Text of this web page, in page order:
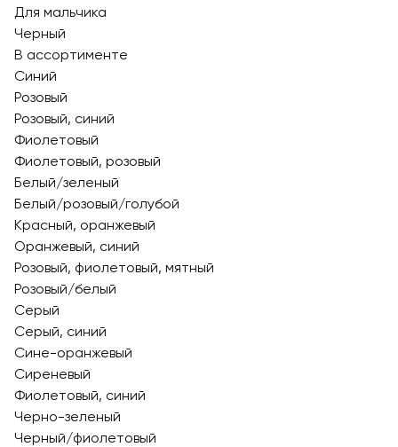
Для мальчика
Черный
В ассортименте
Синий
Розовый
Розовый, синий
Фиолетовый
Фиолетовый, розовый
Белый/зеленый
Белый/розовый/голубой
Красный, оранжевый
Оранжевый, синий
Розовый, фиолетовый, мятный
Розовый/белый
Серый
Серый, синий
Сине-оранжевый
Сиреневый
Фиолетовый, синий
Черно-зеленый
Черный/фиолетовый